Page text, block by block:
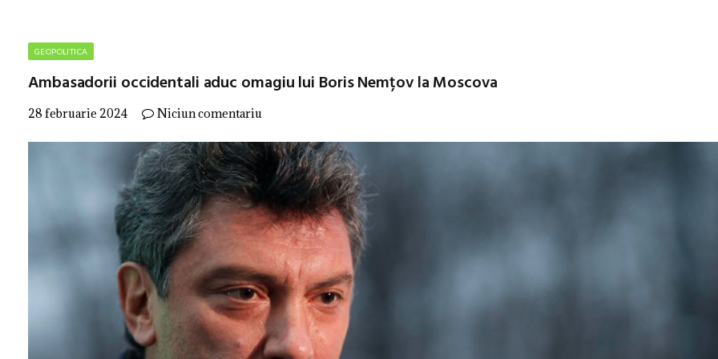
GEOPOLITICA
Ambasadorii occidentali aduc omagiu lui Boris Nemțov la Moscova
28 februarie 2024 Niciun comentariu